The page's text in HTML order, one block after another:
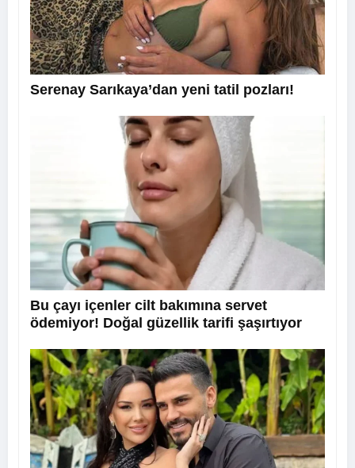
Serenay Sarıkaya’dan yeni tatil pozları!
Bu çayı içenler cilt bakımına servet
ödemiyor! Doğal güzellik tarifi şaşırtıyor